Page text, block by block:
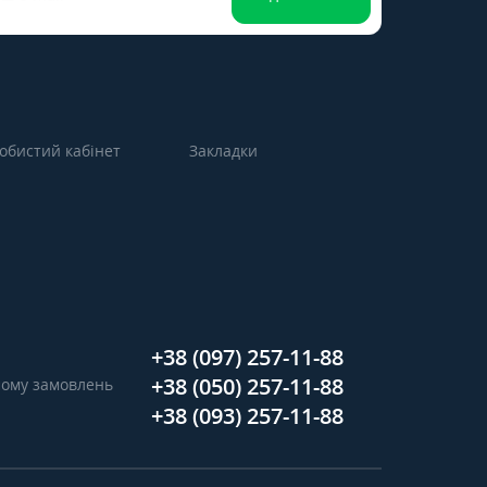
кабінет Закладки
замовлень
+38 (097) 257-11-88
+38 (050) 257-11-88
+38 (093) 257-11-88